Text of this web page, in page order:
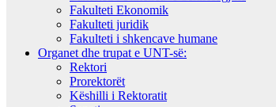
Fakulteti Ekonomik
Fakulteti juridik
Fakulteti i shkencave humane
Organet dhe trupat e UNT-së:
Rektori
Prorektorët
Këshilli i Rektoratit